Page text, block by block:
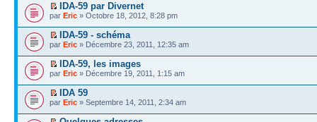
IDA-59 par Divernet
par Eric » Octobre 18, 2012, 8:28 pm
IDA-59 - schéma
par Eric » Décembre 23, 2011, 12:35 am
IDA-59, les images
par Eric » Décembre 19, 2011, 1:15 am
IDA 59
par Eric » Septembre 14, 2011, 2:34 am